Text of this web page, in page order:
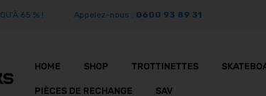
65 % ! Appelez-nous : 0600 93 89 31
HOME SHOP TROTTINETTES
PIÈCES DE RECHANGE SAV